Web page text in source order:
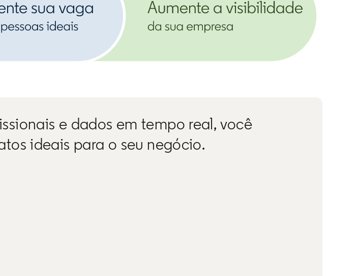
e dados em tempo real, você
ideais para o seu negócio.